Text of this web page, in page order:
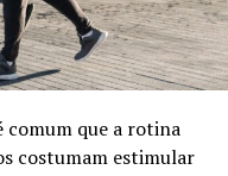
comum que a rotina
costumam estimular